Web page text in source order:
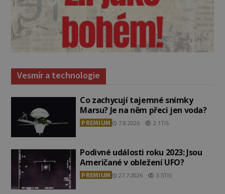
Vesmír a technologie
Co zachycují tajemné snímky
Marsu? Je na něm přeci jen voda?
PREMIUM 7.8.2026 2.1TIS
Podivné události roku 2023: Jsou
Američané v obležení UFO?
PREMIUM 27.7.2026 3.5TIS